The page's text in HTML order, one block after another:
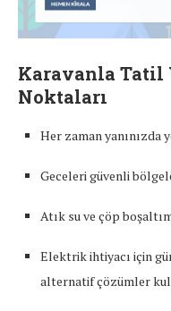
Karavanla Tatil
Noktaları
Her zaman yanınızda
Geceleri güvenli
Atık su ve çöp
Elektrik ihtiyacı için
alternatif çözümler